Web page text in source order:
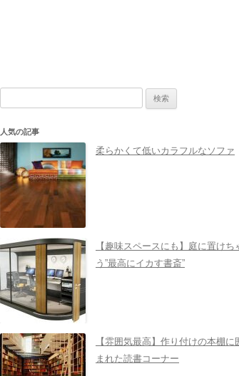
人気の記事
柔らかくて低いカラフルなソファ
【趣味スペースにも】庭に置けち
う”最高にイカす書斎”
【雰囲気最高】作り付けの本棚に
まれた読書コーナー